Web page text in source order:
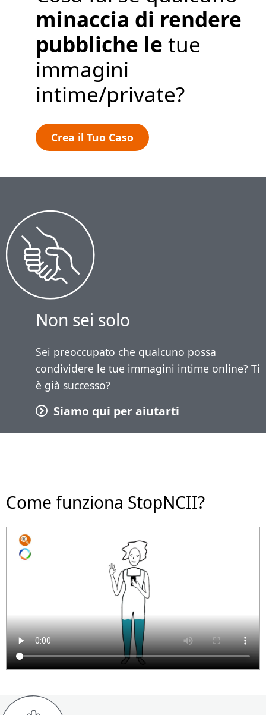
minaccia di rendere
pubbliche le tue
immagini
intime/private?
Crea il Tuo Caso
Non sei solo
Sei preoccupato che qualcuno possa
condividere le tue immagini intime online? Ti
è già successo?
Siamo qui per aiutarti
Come funziona StopNCII?